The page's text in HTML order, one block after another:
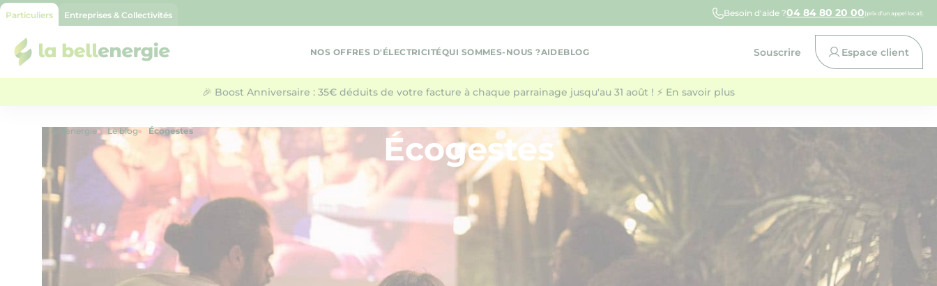
Particuliers Entreprises & Collectivités Besoin d'aide ?04 84 80 20 00 (prix d’un appel local)
la bellenergie
NOS OFFRES D'ÉLECTRICITÉQUI SOMMES-NOUS ?AIDEBLOG Souscrire Espace client
🎉 Boost Anniversaire : 35€ déduits de votre facture à chaque parrainage jusqu'au 31 août ! ⚡ En savoir plus
la bellenergie Le blog Écogestes Écogestes